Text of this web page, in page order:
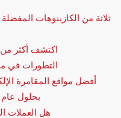
ثلاثة من الكازينوهات
اكتشف أكثر من 20 إجراءً آمنًا للرسوم
التطورات في
أفضل مواقع المقامرة
بحلول عام ٢٠٢٥ – الألعاب والأنشطة
هل العملات